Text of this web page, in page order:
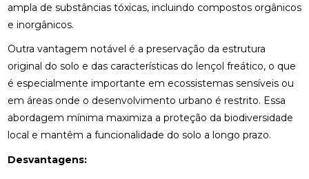
ampla de substâncias tóxicas, incluindo compostos orgânicos
e inorgânicos.
Outra vantagem notável é a preservação da estrutura
original do solo e das características do lençol freático, o que
é especialmente importante em ecossistemas sensíveis ou
em áreas onde o desenvolvimento urbano é restrito. Essa
abordagem mínima maximiza a proteção da biodiversidade
local e mantêm a funcionalidade do solo a longo prazo.
Desvantagens: